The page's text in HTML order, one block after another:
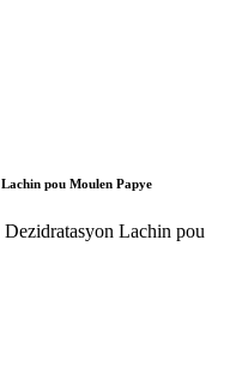
pou Moulen Papye